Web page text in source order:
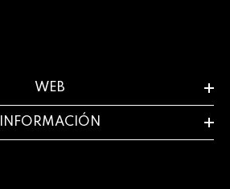
WEB
INFORMACIÓN